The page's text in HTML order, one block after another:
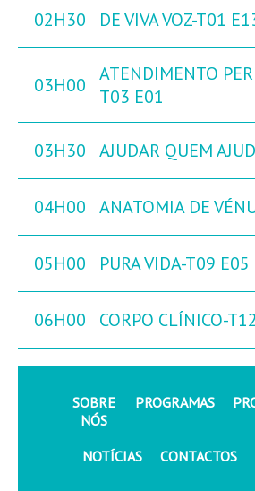
02H30 DE VIVA VOZ-T01
03H00
ATENDIMENTO
T03 E01
03H30 AJUDAR QUEM
04H00 ANATOMIA DE
05H00 PURA VIDA-T09 E05
06H00 CORPO CLÍNICO-
SOBRE
NÓS
PROGRAMAS
NOTÍCIAS CONTACTOS